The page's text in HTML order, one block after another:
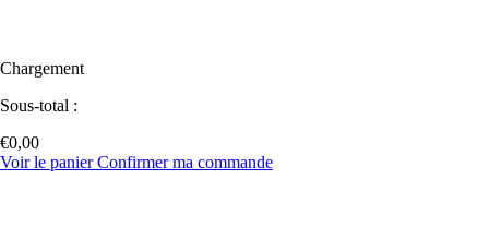
Chargement
Sous-total :
€0,00
Voir le panierConfirmer ma commande